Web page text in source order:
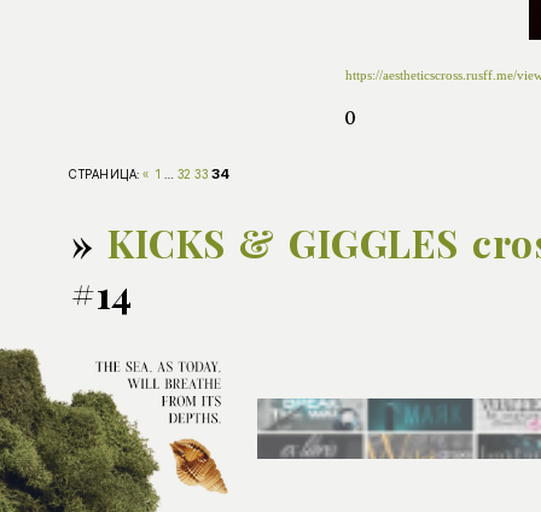
https://aestheticscross.rusff.me/
0
СТРАНИЦА:« 1 32 33 34
»KICKS & GIGGLES
#14